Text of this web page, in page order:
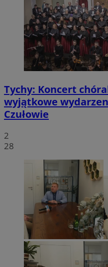
Tychy: Koncert
wyjątkowe
Czułowie
2
28